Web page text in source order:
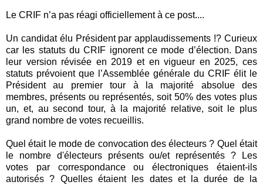
Le CRIF n’a pas réagi officiellement à ce post....
Un candidat élu Président par applaudissements !? Curieux
car les statuts du CRIF ignorent ce mode d’élection. Dans
leur version révisée en 2019 et en vigueur en 2025, ces
statuts prévoient que l’Assemblée générale du CRIF élit le
Président au premier tour à la majorité absolue des
membres, présents ou représentés, soit 50% des votes plus
un, et, au second tour, à la majorité relative, soit le plus
grand nombre de votes recueillis.
Quel était le mode de convocation des électeurs ? Quel était
le nombre d'électeurs présents ou/et représentés ? Les
votes par correspondance ou électroniques étaient-ils
autorisés ? Quelles étaient les dates et la durée de la